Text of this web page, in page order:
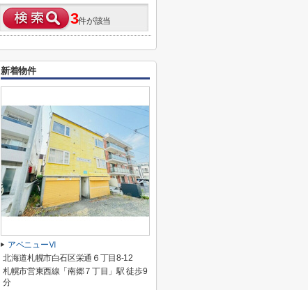
3件が該当
新着物件
アベニューⅥ
北海道札幌市白石区栄通６丁目8-12
札幌市営東西線「南郷７丁目」駅 徒歩9
分